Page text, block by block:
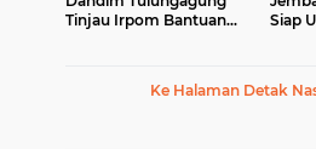
Tinjau Irpom Bantuan
Siap
Ke Halaman Detak